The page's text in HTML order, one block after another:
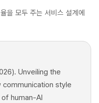
을 모두 주는 서비스 설계에
Unveiling the
communication style
human-AI